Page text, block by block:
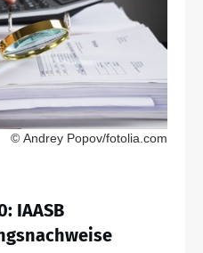
© Andrey Popov/fotolia.com
IAASB